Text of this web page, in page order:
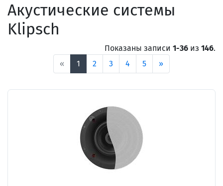
Акустические системы
Klipsch
Показаны записи 1-36 из 146.
«
1 2 3 4 5 »